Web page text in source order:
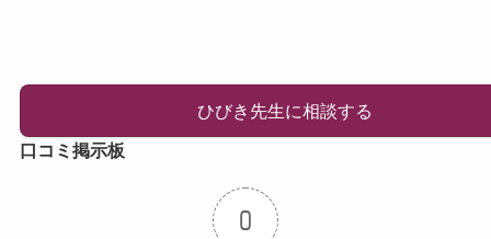
ひびき先生に相談する
口コミ掲示板
0